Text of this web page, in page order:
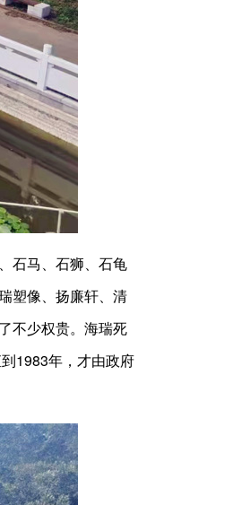
石马、石狮、石龟
塑像、扬廉轩、清
不少权贵。海瑞死
1983年，才由政府